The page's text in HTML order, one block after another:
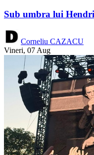
Sub umbra lui
Corneliu CAZACU
Vineri, 07 Aug